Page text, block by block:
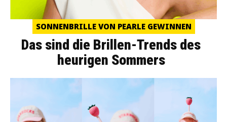
SONNENBRILLE VON PEARLE GEWINNEN
Das sind die Brillen-Trends des
heurigen Sommers